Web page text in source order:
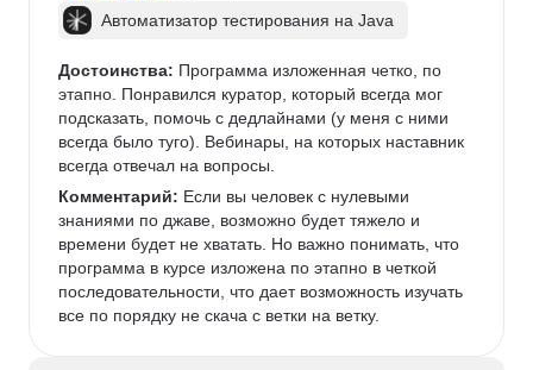
Автоматизатор тестирования на Java
Достоинства: Программа изложенная четко, по
этапно. Понравился куратор, который всегда мог
подсказать, помочь с дедлайнами (у меня с ними
всегда было туго). Вебинары, на которых наставник
всегда отвечал на вопросы.
Комментарий: Если вы человек с нулевыми
знаниями по джаве, возможно будет тяжело и
времени будет не хватать. Но важно понимать, что
программа в курсе изложена по этапно в четкой
последовательности, что дает возможность изучать
все по порядку не скача с ветки на ветку.